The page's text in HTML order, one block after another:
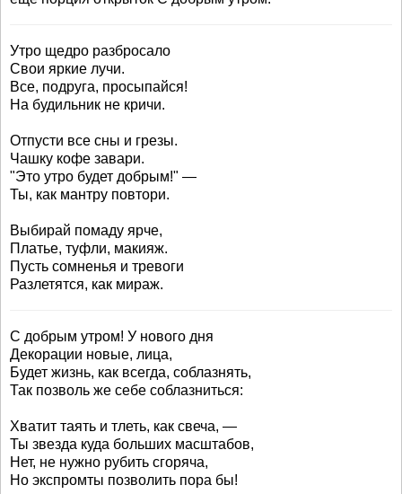
Утро щедро разбросало
Свои яркие лучи.
Все, подруга, просыпайся!
На будильник не кричи.
Отпусти все сны и грезы.
Чашку кофе завари.
"Это утро будет добрым!" —
Ты, как мантру повтори.
Выбирай помаду ярче,
Платье, туфли, макияж.
Пусть сомненья и тревоги
Разлетятся, как мираж.
С добрым утром! У нового дня
Декорации новые, лица,
Будет жизнь, как всегда, соблазнять,
Так позволь же себе соблазниться:
Хватит таять и тлеть, как свеча, —
Ты звезда куда больших масштабов,
Нет, не нужно рубить сгоряча,
Но экспромты позволить пора бы!